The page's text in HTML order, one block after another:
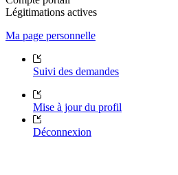
Légitimations actives
Ma page personnelle
Suivi des demandes
Mise à jour du profil
Déconnexion